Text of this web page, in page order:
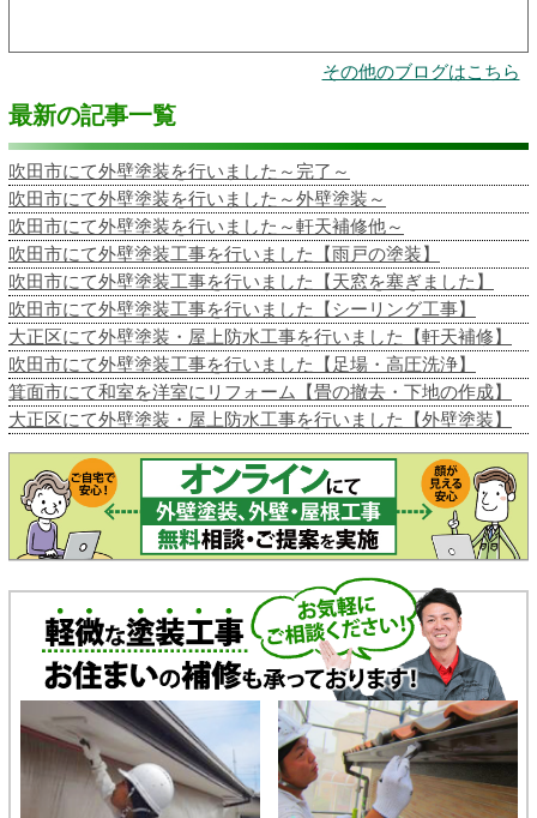
その他のブログはこちら
最新の記事一覧
吹田市にて外壁塗装を行いました～完了～
吹田市にて外壁塗装を行いました～外壁塗装～
吹田市にて外壁塗装を行いました～軒天補修他～
吹田市にて外壁塗装工事を行いました【雨戸の塗装】
吹田市にて外壁塗装工事を行いました【天窓を塞ぎました】
吹田市にて外壁塗装工事を行いました【シーリング工事】
大正区にて外壁塗装・屋上防水工事を行いました【軒天補修】
吹田市にて外壁塗装工事を行いました【足場・高圧洗浄】
箕面市にて和室を洋室にリフォーム【畳の撤去・下地の作成】
大正区にて外壁塗装・屋上防水工事を行いました【外壁塗装】